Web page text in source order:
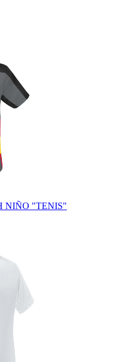
NIÑO "TENIS"